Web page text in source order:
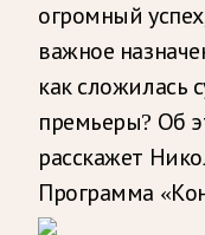
огромный
важное
как сложилась
премьеры? Об
расскажет
Программа